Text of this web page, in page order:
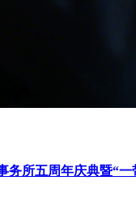
务所五周年庆典暨“